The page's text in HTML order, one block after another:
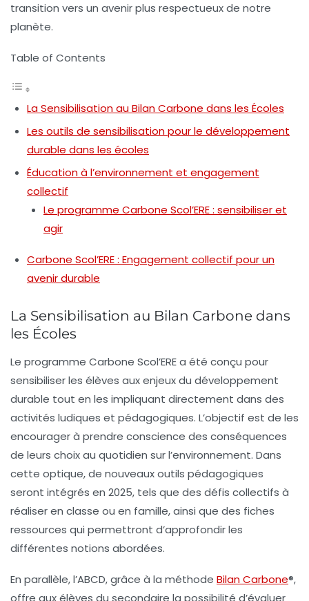
transition vers un avenir plus respectueux de notre
planète.
Table of Contents
La Sensibilisation au Bilan Carbone dans les Écoles
Les outils de sensibilisation pour le développement
durable dans les écoles
Éducation à l’environnement et engagement
collectif
Le programme Carbone Scol’ERE : sensibiliser et
agir
Carbone Scol’ERE : Engagement collectif pour un
avenir durable
La Sensibilisation au Bilan Carbone dans
les Écoles
Le programme Carbone Scol’EREa été conçu pour
sensibiliser les élèves aux enjeux du développement
durable tout en les impliquant directement dans des
activités ludiques et pédagogiques. L’objectif est de les
encourager à prendre conscience des conséquences
de leurs choix au quotidien sur l’environnement. Dans
cette optique, de nouveaux outils pédagogiques
seront intégrés en 2025, tels que des défis collectifs à
réaliser en classe ou en famille, ainsi que des fiches
ressources qui permettront d’approfondir les
différentes notions abordées.
En parallèle, l’ABCD, grâce à la méthode Bilan Carbone®,
offre aux élèves du secondaire la possibilité d’évaluer